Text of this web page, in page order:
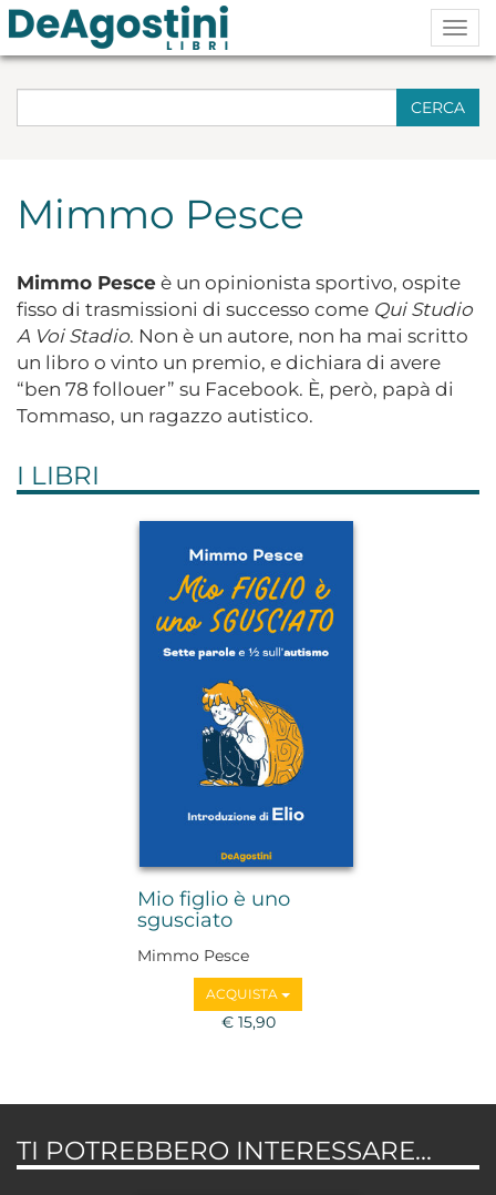
CERCA
Mimmo Pesce
Mimmo Pesce è un opinionista sportivo, ospite
fisso di trasmissioni di successo come Qui Studio
A Voi Stadio. Non è un autore, non ha mai scritto
un libro o vinto un premio, e dichiara di avere
“ben 78 follouer” su Facebook. È, però, papà di
Tommaso, un ragazzo autistico.
I LIBRI
Mio figlio è uno
sgusciato
Mimmo Pesce
ACQUISTA
€ 15,90
TI POTREBBERO INTERESSARE...